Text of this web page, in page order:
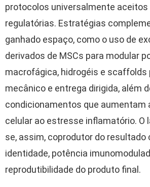
protocolos universalmente aceitos
regulatórias. Estratégias
ganhado espaço, como o uso de
derivados de MSCs para modular
macrofágica, hidrogéis e scaffolds
mecânico e entrega dirigida, além
condicionamentos que aumentam
celular ao estresse inflamatório. O
se, assim, coprodutor do resultado
identidade, potência
reprodutibilidade do produto final.